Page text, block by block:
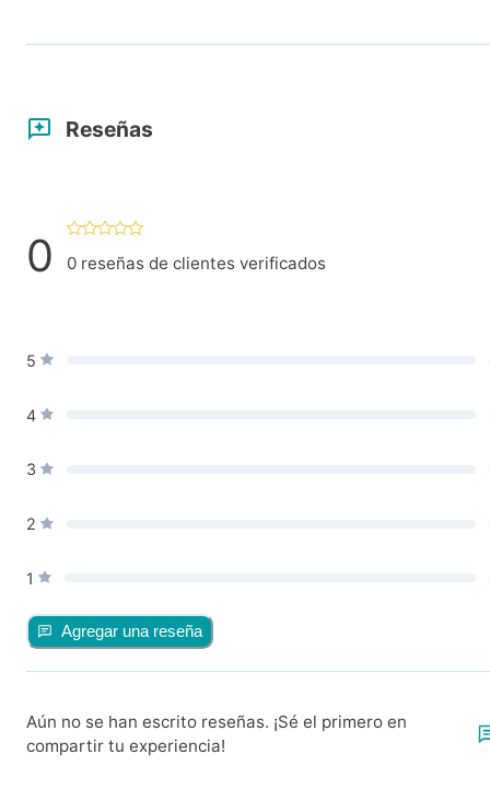
Reseñas
0 0 reseñas de clientes verificados
5
4
3
2
1
Agregar una reseña
Aún no se han escrito reseñas. ¡Sé el primero en
compartir tu experiencia!